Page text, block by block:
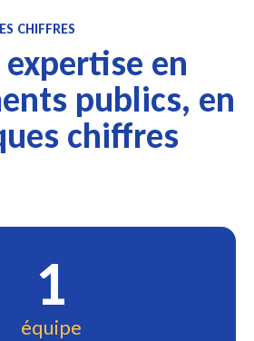
CHIFFRES
en
publics, en
chiffres
équipe
1